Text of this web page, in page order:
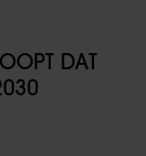
DAT